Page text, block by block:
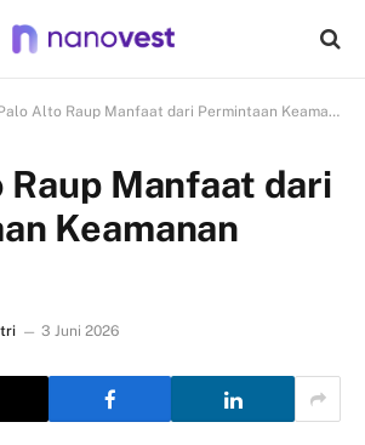
Alto Raup Manfaat dari Permintaan Keamanan Siber
Raup Manfaat dari
Keamanan
3 Juni 2026